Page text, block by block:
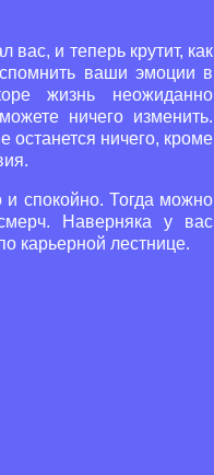
вас, и теперь крутит, как
ваши эмоции в
жизнь неожиданно
ничего изменить.
останется ничего, кроме
спокойно. Тогда можно
Наверняка у вас
карьерной лестнице.